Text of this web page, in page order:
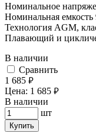
Номинальное
Номинальная емкость
Технология AGM,
Плавающий и
В наличии
Cравнить
1 685 руб.
Цена: 1 685 руб.
В наличии
шт
Купить